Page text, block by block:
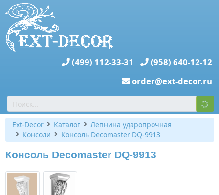
(499) 112-33-31
(958) 640-12-12
order@ext-decor.ru
Ext-Decor Каталог
Лепнина ударопрочная
Консоли
Консоль Decomaster DQ-9913
Консоль Decomaster DQ-9913